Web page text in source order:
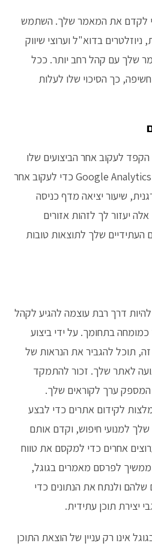
לקדם את המאמר שלך. השתמש
בדוא"ל וערוצי שיווק
שלך עם קהל רחב יותר. ככל
כך הסיכוי שלו לעלות
לעקוב אחר הביצועים שלו
בגוגל. השתמש בכלים כמו Google Analytics כדי לעקוב אחר
שיעור יציאה מדף כניסה
אלה יעזור לך לזהות אזורים
העתידיים שלך לתוצאות טובות
דרך רבת עוצמה להגיע לקהל
בתחומך. על ידי ביצוע
תוכל להגביר את הנראות של
לאתר שלך. זכור להתמקד
המספק ערך לקוראים שלך.
לקידום אתרים כדי לבצע
למנועי חיפוש, וקדם אותם
אחרים כדי למקסם את טווח
לפרסם מאמרים בגוגל,
ולנתח את הנתונים כדי
יצירת תוכן עתידית.
אינו רק עניין של הוצאת התוכן